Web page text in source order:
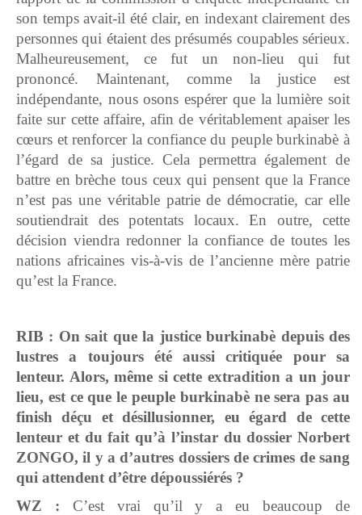
son temps avait-il été clair, en indexant clairement des
personnes qui étaient des présumés coupables sérieux.
Malheureusement, ce fut un non-lieu qui fut
prononcé. Maintenant, comme la justice est
indépendante, nous osons espérer que la lumière soit
faite sur cette affaire, afin de véritablement apaiser les
cœurs et renforcer la confiance du peuple burkinabè à
l’égard de sa justice. Cela permettra également de
battre en brèche tous ceux qui pensent que la France
n’est pas une véritable patrie de démocratie, car elle
soutiendrait des potentats locaux. En outre, cette
décision viendra redonner la confiance de toutes les
nations africaines vis-à-vis de l’ancienne mère patrie
qu’est la France.
RIB : On sait que la justice burkinabè depuis des
lustres a toujours été aussi critiquée pour sa
lenteur. Alors, même si cette extradition a un jour
lieu, est ce que le peuple burkinabè ne sera pas au
finish déçu et désillusionner, eu égard de cette
lenteur et du fait qu’à l’instar du dossier Norbert
ZONGO, il y a d’autres dossiers de crimes de sang
qui attendent d’être dépoussiérés ?
WZ : C’est vrai qu’il y a eu beaucoup de